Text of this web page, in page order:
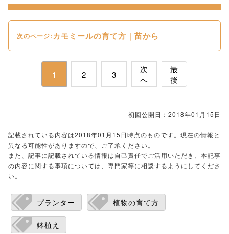
次のページ:カモミールの育て方｜苗から
1 2 3
次
へ
最
後
初回公開日：2018年01月15日
記載されている内容は2018年01月15日時点のものです。現在の情報と
異なる可能性がありますので、ご了承ください。
また、記事に記載されている情報は自己責任でご活用いただき、本記事
の内容に関する事項については、専門家等に相談するようにしてくださ
い。
プランター 植物の育て方
鉢植え